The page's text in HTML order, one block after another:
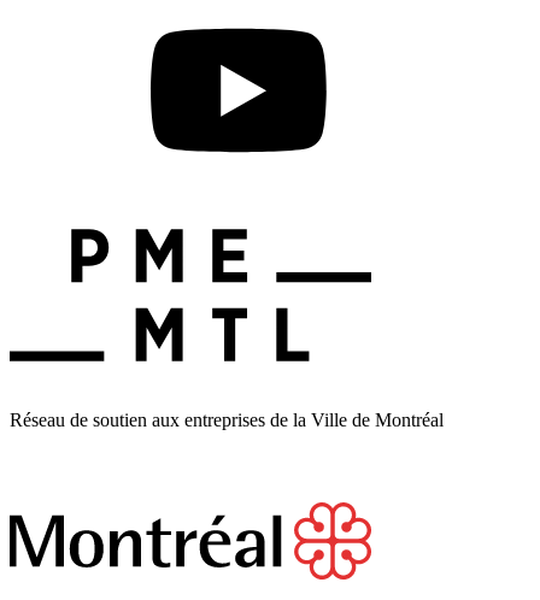
Réseau de soutien aux entreprises de la Ville de Montréal